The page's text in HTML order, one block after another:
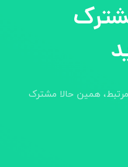
مرتبط، همین حالا مشترک